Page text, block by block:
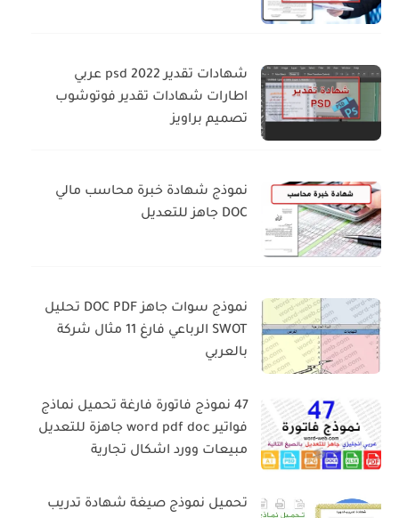
شهادات تقدير psd 2022 عربي
اطارات شهادات تقدير فوتوشوب
تصميم براويز
نموذج شهادة خبرة محاسب مالي
DOC جاهز للتعديل
نموذج سوات جاهز DOC PDF تحليل
SWOT الرباعي فارغ 11 مثال شركة
بالعربي
47 نموذج فاتورة فارغة تحميل نماذج
فواتير word pdf doc جاهزة للتعديل
مبيعات وورد اشكال تجارية
تحميل نموذج صيغة شهادة تدريب